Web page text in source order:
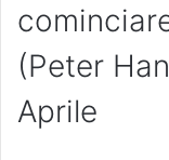
(Peter
Aprile